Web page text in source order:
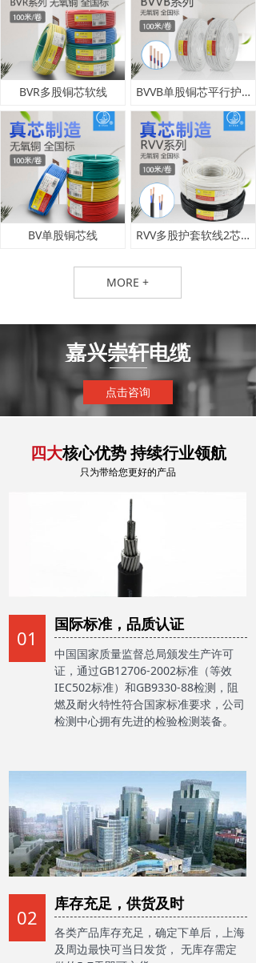
BVR多股铜芯软线 BVVB单股铜芯平行护套线
BV单股铜芯线 RVV多股护套软线2芯-41芯
MORE +
嘉兴崇轩电缆
点击咨询
四大核心优势 持续行业领航
只为带给您更好的产品
01
国际标准，品质认证
中国国家质量监督总局颁发生产许可
证，通过GB12706-2002标准（等效
IEC502标准）和GB9330-88检测，阻
燃及耐火特性符合国家标准要求，公司
检测中心拥有先进的检验检测装备。
02
库存充足，供货及时
各类产品库存充足，确定下单后，上海
及周边最快可当日发货， 无库存需定